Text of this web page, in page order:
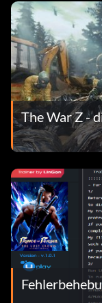
The War Z -